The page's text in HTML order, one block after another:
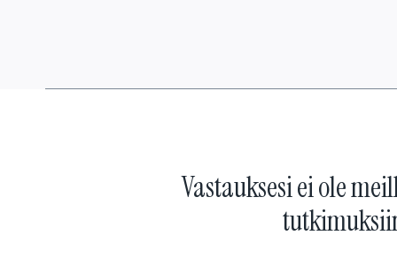
Vastauksesi ei ole